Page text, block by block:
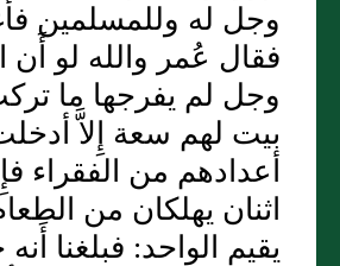
وجل له وللمسلمين
فقال عُمر والله لو أَن
وجل لم يفرجها ما
بيت لهم سعة إِلاَّ
أعدادهم من الفقراء
اثنان يهلكان من
يقيم الواحد: فبلغنا